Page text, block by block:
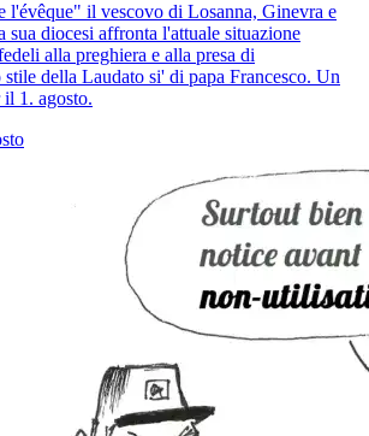
l'évêque" il vescovo di Losanna, Ginevra e
sua diocesi affronta l'attuale situazione
alla preghiera e alla presa di
della Laudato si' di papa Francesco. Un
1. agosto.